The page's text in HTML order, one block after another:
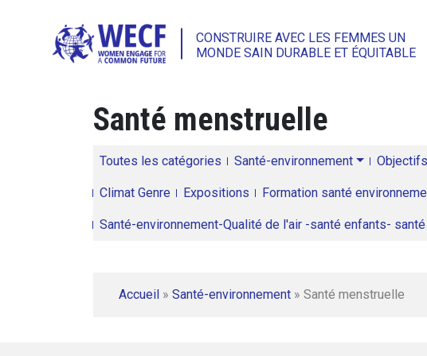
CONSTRUIRE AVEC LES FEMMES UN
MONDE SAIN DURABLE ET ÉQUITABLE
Santé menstruelle
Toutes les catégories Santé-environnement
Climat Genre Expositions Formation santé
Santé-environnement-Qualité de l'air -santé enfants-
Accueil » Santé-environnement » Santé menstruelle